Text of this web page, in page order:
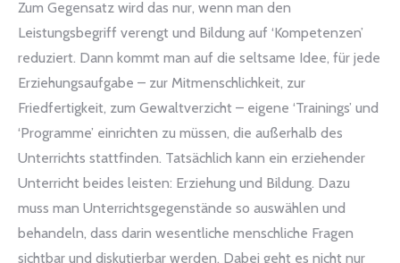
Zum Gegensatz wird das nur, wenn man den
Leistungsbegriff verengt und Bildung auf ‘Kompetenzen’
reduziert. Dann kommt man auf die seltsame Idee, für jede
Erziehungsaufgabe – zur Mitmenschlichkeit, zur
Friedfertigkeit, zum Gewaltverzicht – eigene ‘Trainings’ und
‘Programme’ einrichten zu müssen, die außerhalb des
Unterrichts stattfinden. Tatsächlich kann ein erziehender
Unterricht beides leisten: Erziehung und Bildung. Dazu
muss man Unterrichtsgegenstände so auswählen und
behandeln, dass darin wesentliche menschliche Fragen
sichtbar und diskutierbar werden. Dabei geht es nicht nur